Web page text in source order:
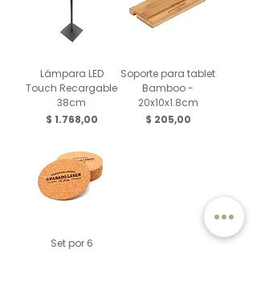
Lámpara LED
Touch Recargable
38cm
Precio
$ 1.768,00
Soporte para tablet
Bamboo -
20x10x1.8cm
Precio
$ 205,00
Set por 6